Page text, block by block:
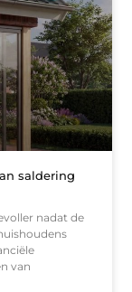
saldering
nadat de
van